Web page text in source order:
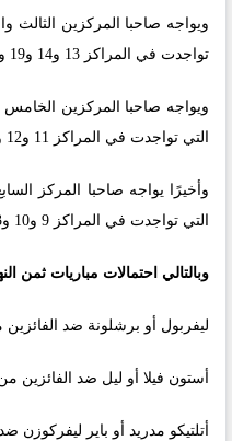
ويواجه صاحبا المركزين الثالث
تواجدت في المراكز 13 و14 و19 و20.
ويواجه صاحبا المركزين
التي تواجدت في المراكز 11 و12 و21 و22.
وأخيرًا يواجه صاحبا المركز
التي تواجدت في المراكز 9 و10 و23 و24.
وبالتالي احتمالات مباريات ثمن
ليفربول أو برشلونة ضد الفائزين من
أستون فيلا أو ليل ضد الفائزين من
أتلتيكو مدريد أو باير ليفركوزن ضد